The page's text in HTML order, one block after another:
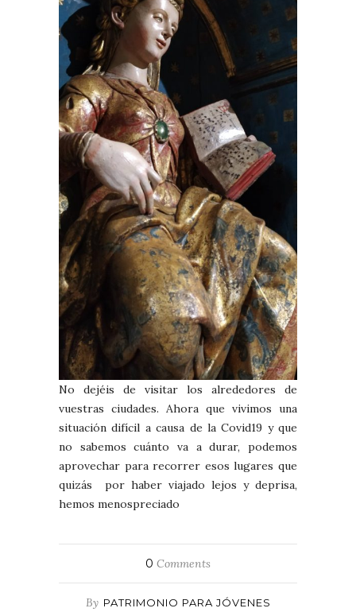
No dejéis de visitar los alrededores de
vuestras ciudades. Ahora que vivimos una
situación difícil a causa de la Covid19 y que
no sabemos cuánto va a durar, podemos
aprovechar para recorrer esos lugares que
quizás por haber viajado lejos y deprisa,
hemos menospreciado
0 Comments
By PATRIMONIO PARA JÓVENES